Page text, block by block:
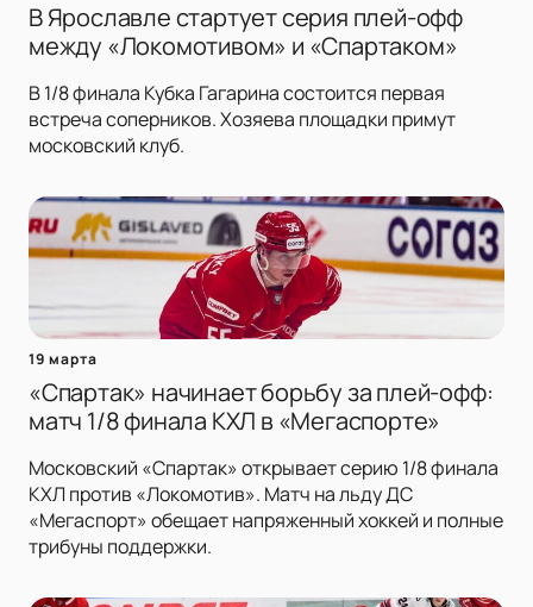
В Ярославле стартует серия плей-офф
между «Локомотивом» и «Спартаком»
В 1/8 финала Кубка Гагарина состоится первая
встреча соперников. Хозяева площадки примут
московский клуб.
19 марта
«Спартак» начинает борьбу за плей-офф:
матч 1/8 финала КХЛ в «Мегаспорте»
Московский «Спартак» открывает серию 1/8 финала
КХЛ против «Локомотив». Матч на льду ДС
«Мегаспорт» обещает напряженный хоккей и полные
трибуны поддержки.